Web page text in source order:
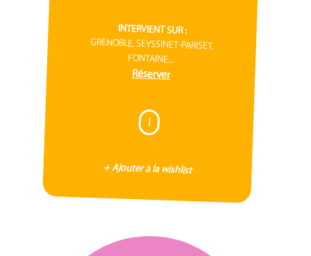
INTERVIENT SUR :
GRENOBLE, SEYSSINET-PARISET,
FONTAINE...
Réserver
I
+ Ajouter à la wishlist